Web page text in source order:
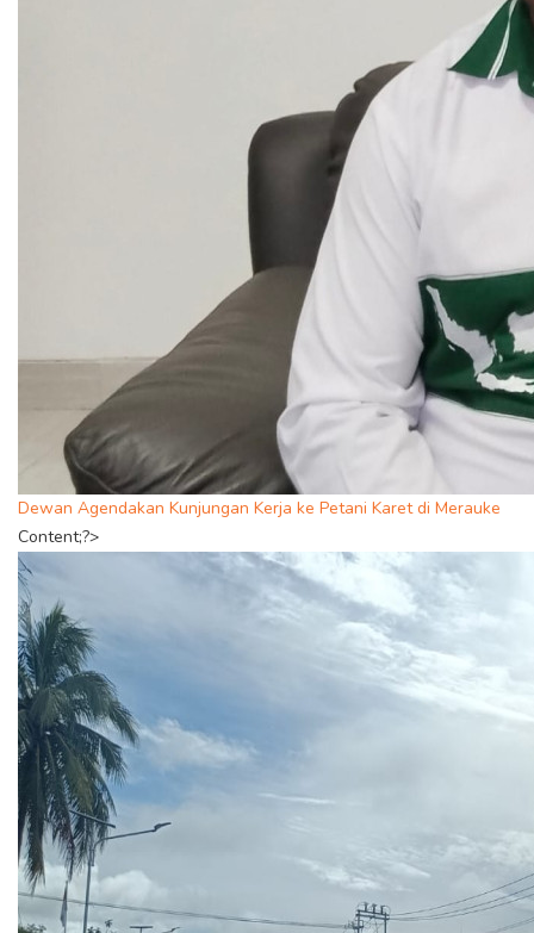
Dewan Agendakan Kunjungan Kerja ke Petani Karet di Merauke
Content;?>